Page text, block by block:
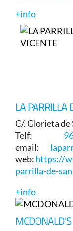
+info
LA PARRILLA
C/. Glorieta de
Telf:
email:
web: https://
parrilla-de-
+info
MCDONALD'S